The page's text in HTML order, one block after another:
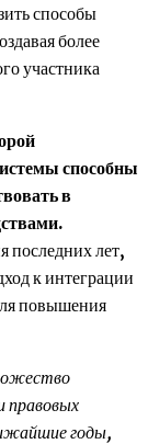
способы
более
участника
способны
в
последних лет,
к интеграции
повышения
правовых
годы,